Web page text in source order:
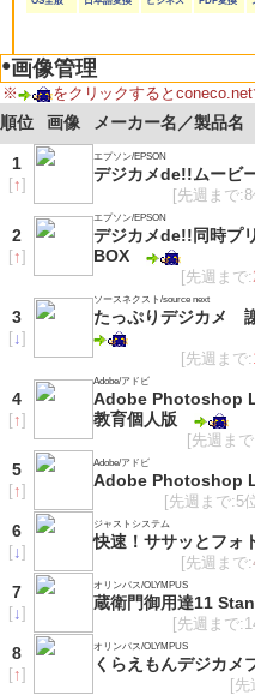
●画像管理
※ をクリックすると
順位 画像 メーカー名／製品名
1
[↑]
エプソン/EPSON
デジカメde!!ムービ
[先週まで
2
[↑]
エプソン/EPSON
デジカメde!!同時プ
BOX
[先週まで:
3
[↓]
ソースネクスト/source next
たっぷりデジカメ
[先週まで:
4
[↑]
Adobe/アドビ
Adobe Photoshop
教育個人版
[先週ま
5
[↑]
Adobe/アドビ
Adobe Photoshop
[先週まで
6
[↓]
ジャストシステム
快速！ササッとフォ
[先週まで:
7
[↓]
オリンパス/OLYMPUS
蔵衛門御用達11
[先週まで
8
[↑]
オリンパス/OLYMPUS
くらえもんデジカメ
[